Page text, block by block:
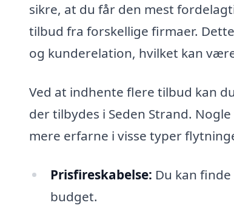
sikre, at du får den mest
tilbud fra forskellige firmaer.
og kunderelation, hvilket kan
Ved at indhente flere tilbud kan
der tilbydes i Seden Strand.
mere erfarne i visse typer
Prisfireskabelse: Du kan
budget.